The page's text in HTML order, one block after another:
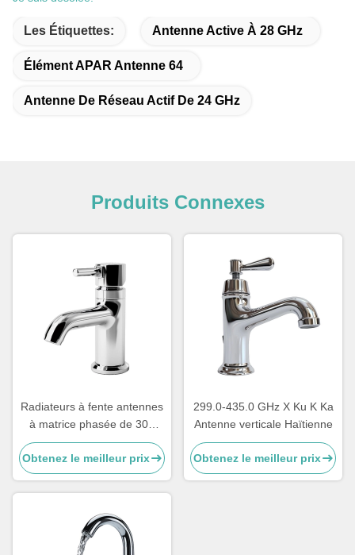
Les Étiquettes: Antenne Active À 28 GHz
Élément APAR Antenne 64
Antenne De Réseau Actif De 24 GHz
Produits Connexes
Radiateurs à fente antennes
à matrice phasée de 300
MHz à 25 GHz
Obtenez le meilleur prix
299.0-435.0 GHz X Ku K Ka
Antenne verticale Haïtienne
Obtenez le meilleur prix